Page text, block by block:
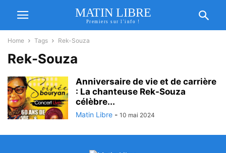
MATIN LIBRE
Premiers sur l'info !
Home Tags Rek-Souza
Rek-Souza
Anniversaire de vie et de carrière
: La chanteuse Rek-Souza
célèbre...
Matin Libre - 10 mai 2024